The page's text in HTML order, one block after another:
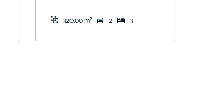
320,00 m² 2 3